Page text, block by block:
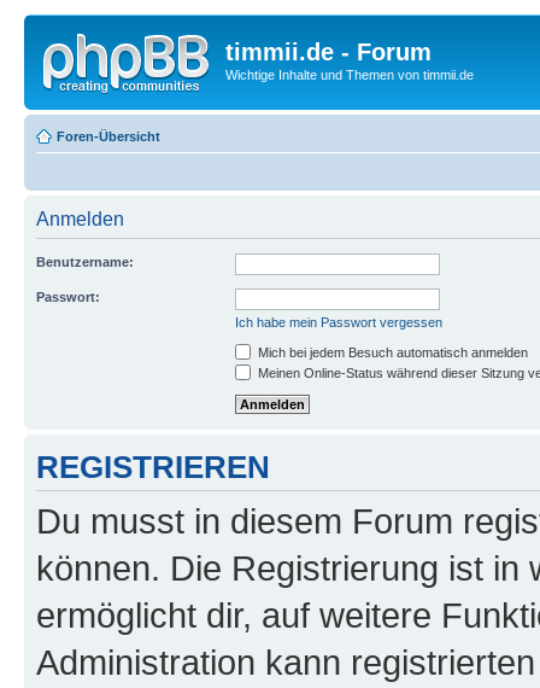
timmii.de - Forum
Wichtige Inhalte und Themen von timmii.de
Foren-Übersicht
Anmelden
Benutzername:
Passwort:
Ich habe mein Passwort vergessen
Mich bei jedem Besuch automatisch anmelden
Meinen Online-Status während dieser Sitzung
REGISTRIEREN
Du musst in diesem Forum
können. Die Registrierung ist in
ermöglicht dir, auf weitere
Administration kann